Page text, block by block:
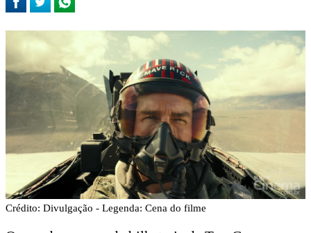
Crédito: Divulgação - Legenda: Cena do filme